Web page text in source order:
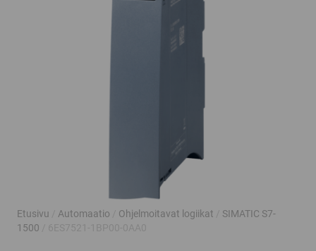
Etusivu Automaatio Ohjelmoitavat logiikat
SIMATIC S7-
1500